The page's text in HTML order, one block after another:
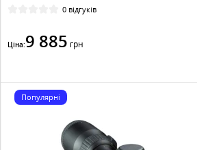
0 відгуків
Ціна:9 885 грн
Популярні